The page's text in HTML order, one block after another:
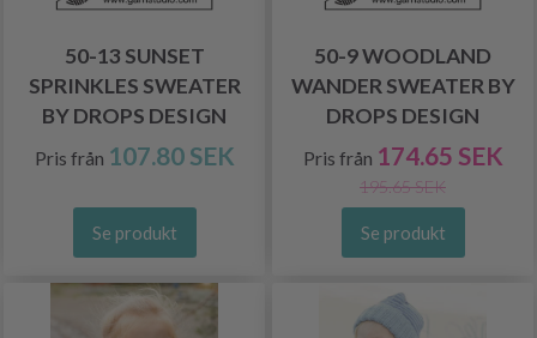
50-13 SUNSET
SPRINKLES SWEATER
BY DROPS DESIGN
Pris från 107.80 SEK
Se produkt
50-9 WOODLAND
WANDER SWEATER BY
DROPS DESIGN
Pris från 174.65 SEK
195.65 SEK
Se produkt